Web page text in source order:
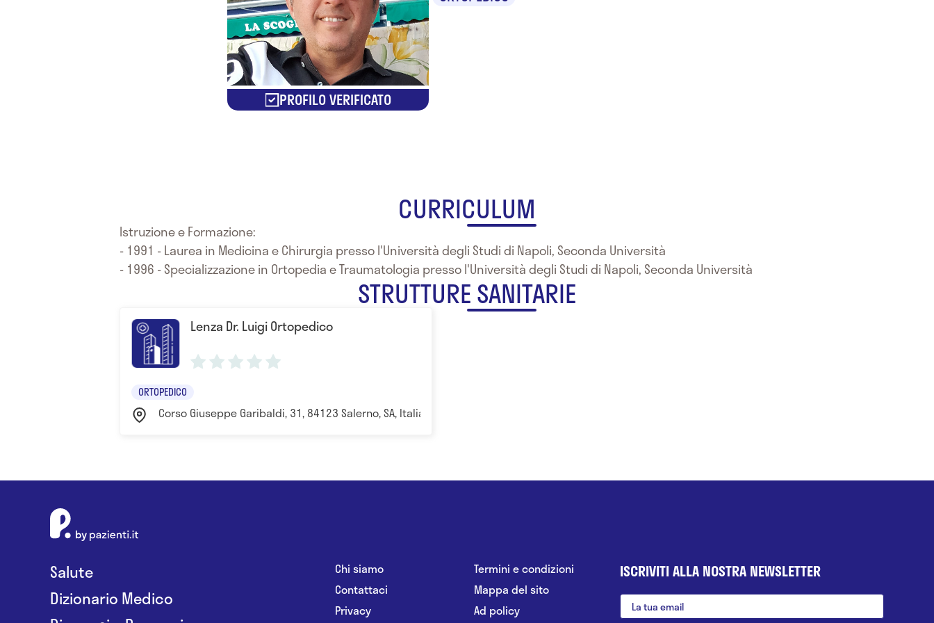
PROFILO VERIFICATO
CURRICULUM
Istruzione e Formazione:
- 1991 - Laurea in Medicina e Chirurgia presso l'Università degli Studi di Napoli, Seconda Università
- 1996 - Specializzazione in Ortopedia e Traumatologia presso l'Università degli Studi di Napoli, Seconda Università
STRUTTURE SANITARIE
Lenza Dr. Luigi Ortopedico
ORTOPEDICO
Corso Giuseppe Garibaldi, 31, 84123 Salerno, SA, Italia Salerno
Salute
Dizionario Medico
Chi siamo
Contattaci
Privacy
Termini e condizioni
Mappa del sito
Ad policy
ISCRIVITI ALLA NOSTRA NEWSLETTER